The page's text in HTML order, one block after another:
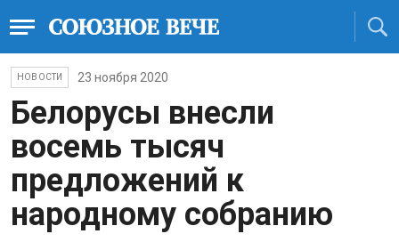
НОВОСТИ 23 ноября 2020
Белорусы внесли
восемь тысяч
предложений к
народному собранию